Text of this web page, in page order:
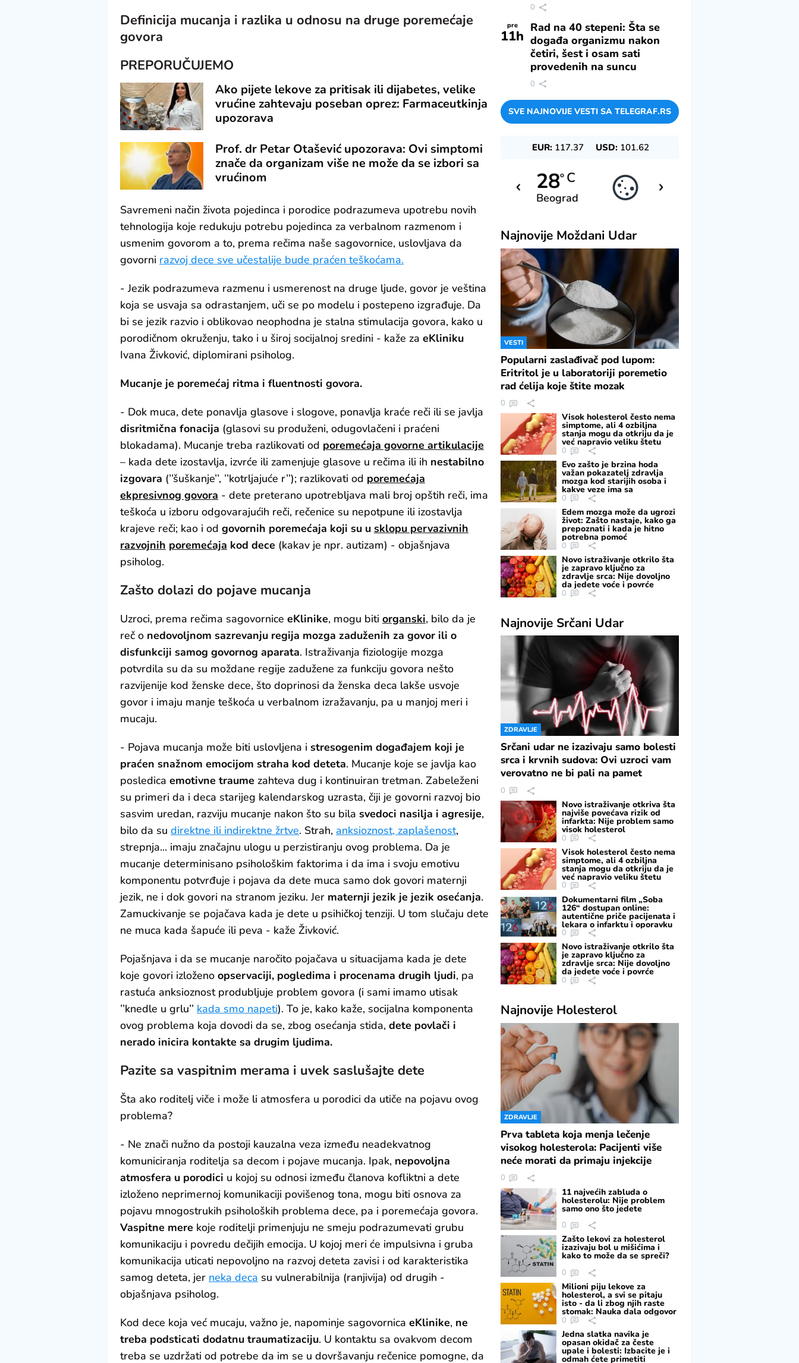
Definicija mucanja i razlika u odnosu na druge poremećaje
govora
PREPORUČUJEMO
Ako pijete lekove za pritisak ili dijabetes, velike
vrućine zahtevaju poseban oprez: Farmaceutkinja
upozorava
Prof. dr Petar Otašević upozorava: Ovi simptomi
znače da organizam više ne može da se izbori sa
vrućinom
Savremeni način života pojedinca i porodice podrazumeva upotrebu novih
tehnologija koje redukuju potrebu pojedinca za verbalnom razmenom i
usmenim govorom a to, prema rečima naše sagovornice, uslovljava da
govorni razvoj dece sve učestalije bude praćen teškoćama.
- Jezik podrazumeva razmenu i usmerenost na druge ljude, govor je veština
koja se usvaja sa odrastanjem, uči se po modelu i postepeno izgrađuje. Da
bi se jezik razvio i oblikovao neophodna je stalna stimulacija govora, kako u
porodičnom okruženju, tako i u široj socijalnoj sredini - kaže za eKliniku
Ivana Živković, diplomirani psiholog.
Mucanje je poremećaj ritma i fluentnosti govora.
- Dok muca, dete ponavlja glasove i slogove, ponavlja kraće reči ili se javlja
disritmična fonacija (glasovi su produženi, odugovlačeni i praćeni
blokadama). Mucanje treba razlikovati od poremećaja govorne artikulacije
– kada dete izostavlja, izvrće ili zamenjuje glasove u rečima ili ih nestabilno
izgovara (’’šuškanje’’, ’’kotrljajuće r’’); razlikovati od poremećaja
ekpresivnog govora - dete preterano upotrebljava mali broj opštih reči, ima
teškoća u izboru odgovarajućih reči, rečenice su nepotpune ili izostavlja
krajeve reči; kao i od govornih poremećaja koji su u sklopu pervazivnih
razvojnih poremećaja kod dece (kakav je npr. autizam) - objašnjava
psiholog.
Zašto dolazi do pojave mucanja
Uzroci, prema rečima sagovornice eKlinike, mogu biti organski, bilo da je
reč o nedovoljnom sazrevanju regija mozga zaduženih za govor ili o
disfunkciji samog govornog aparata. Istraživanja fiziologije mozga
potvrdila su da su moždane regije zadužene za funkciju govora nešto
razvijenije kod ženske dece, što doprinosi da ženska deca lakše usvoje
govor i imaju manje teškoća u verbalnom izražavanju, pa u manjoj meri i
mucaju.
- Pojava mucanja može biti uslovljena i stresogenim događajem koji je
praćen snažnom emocijom straha kod deteta. Mucanje koje se javlja kao
posledica emotivne traume zahteva dug i kontinuiran tretman. Zabeleženi
su primeri da i deca starijeg kalendarskog uzrasta, čiji je govorni razvoj bio
sasvim uredan, razviju mucanje nakon što su bila svedoci nasilja i agresije,
bilo da su direktne ili indirektne žrtve. Strah, anksioznost, zaplašenost,
strepnja... imaju značajnu ulogu u perzistiranju ovog problema. Da je
mucanje determinisano psihološkim faktorima i da ima i svoju emotivu
komponentu potvrđuje i pojava da dete muca samo dok govori maternji
jezik, ne i dok govori na stranom jeziku. Jer maternji jezik je jezik osećanja.
Zamuckivanje se pojačava kada je dete u psihičkoj tenziji. U tom slučaju dete
ne muca kada šapuće ili peva - kaže Živković.
Pojašnjava i da se mucanje naročito pojačava u situacijama kada je dete
koje govori izloženo opservaciji, pogledima i procenama drugih ljudi, pa
rastuća anksioznost produbljuje problem govora (i sami imamo utisak
’’knedle u grlu’’ kada smo napeti). To je, kako kaže, socijalna komponenta
ovog problema koja dovodi da se, zbog osećanja stida, dete povlači i
nerado inicira kontakte sa drugim ljudima.
Pazite sa vaspitnim merama i uvek saslušajte dete
Šta ako roditelj viče i može li atmosfera u porodici da utiče na pojavu ovog
problema?
- Ne znači nužno da postoji kauzalna veza između neadekvatnog
komuniciranja roditelja sa decom i pojave mucanja. Ipak, nepovoljna
atmosfera u porodici u kojoj su odnosi između članova kofliktni a dete
izloženo neprimernoj komunikaciji povišenog tona, mogu biti osnova za
pojavu mnogostrukih psiholoških problema dece, pa i poremećaja govora.
Vaspitne mere koje roditelji primenjuju ne smeju podrazumevati grubu
komunikaciju i povredu dečijih emocija. U kojoj meri će impulsivna i gruba
komunikacija uticati nepovoljno na razvoj deteta zavisi i od karakteristika
samog deteta, jer neka deca su vulnerabilnija (ranjivija) od drugih -
objašnjava psiholog.
Kod dece koja već mucaju, važno je, napominje sagovornica eKlinike, ne
treba podsticati dodatnu traumatizaciju. U kontaktu sa ovakvom decom
treba se uzdržati od potrebe da im se u dovršavanju rečenice pomogne, da
0
pre
11h Rad na 40 stepeni: Šta se
događa organizmu nakon
četiri, šest i osam sati
provedenih na suncu
0
SVE NAJNOVIJE VESTI SA TELEGRAF.RS
EUR: 117.37 USD: 101.62
28o C
Beograd
Najnovije Moždani Udar
VESTI
Popularni zaslađivač pod lupom:
Eritritol je u laboratoriji poremetio
rad ćelija koje štite mozak
0
Visok holesterol često nema
simptome, ali 4 ozbiljna
stanja mogu da otkriju da je
već napravio veliku štetu
0
Evo zašto je brzina hoda
važan pokazatelj zdravlja
mozga kod starijih osoba i
kakve veze ima sa
pamćenjem
0
Edem mozga može da ugrozi
život: Zašto nastaje, kako ga
prepoznati i kada je hitno
potrebna pomoć
0
Novo istraživanje otkrilo šta
je zapravo ključno za
zdravlje srca: Nije dovoljno
da jedete voće i povrće
0
Najnovije Srčani Udar
ZDRAVLJE
Srčani udar ne izazivaju samo bolesti
srca i krvnih sudova: Ovi uzroci vam
verovatno ne bi pali na pamet
0
Novo istraživanje otkriva šta
najviše povećava rizik od
infarkta: Nije problem samo
visok holesterol
0
Visok holesterol često nema
simptome, ali 4 ozbiljna
stanja mogu da otkriju da je
već napravio veliku štetu
0
Dokumentarni film „Soba
126“ dostupan online:
autentične priče pacijenata i
lekara o infarktu i oporavku
0
Novo istraživanje otkrilo šta
je zapravo ključno za
zdravlje srca: Nije dovoljno
da jedete voće i povrće
0
Najnovije Holesterol
ZDRAVLJE
Prva tableta koja menja lečenje
visokog holesterola: Pacijenti više
neće morati da primaju injekcije
0
11 najvećih zabluda o
holesterolu: Nije problem
samo ono što jedete
0
Zašto lekovi za holesterol
izazivaju bol u mišićima i
kako to može da se spreči?
0
Milioni piju lekove za
holesterol, a svi se pitaju
isto - da li zbog njih raste
stomak: Nauka dala odgovor
0
Jedna slatka navika je
opasan okidač za česte
upale i bolesti: Izbacite je i
odmah ćete primetiti